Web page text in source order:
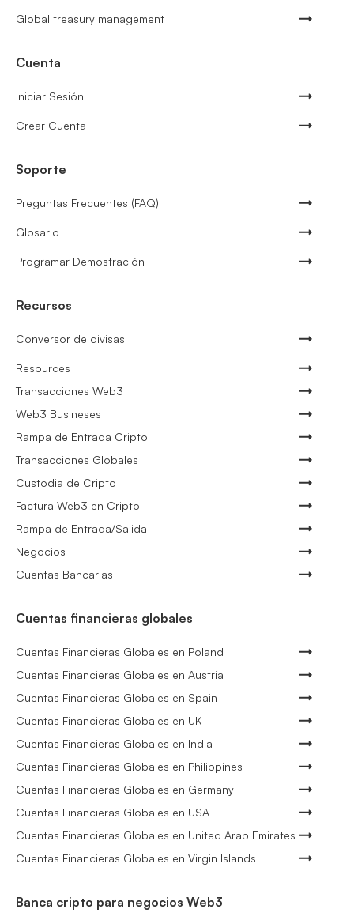
Global treasury management
Cuenta
Iniciar Sesión
Crear Cuenta
Soporte
Preguntas Frecuentes (FAQ)
Glosario
Programar Demostración
Recursos
Conversor de divisas
Resources
Transacciones Web3
Web3 Busineses
Rampa de Entrada Cripto
Transacciones Globales
Custodia de Cripto
Factura Web3 en Cripto
Rampa de Entrada/Salida
Negocios
Cuentas Bancarias
Cuentas financieras globales
Cuentas Financieras Globales en Poland
Cuentas Financieras Globales en Austria
Cuentas Financieras Globales en Spain
Cuentas Financieras Globales en UK
Cuentas Financieras Globales en India
Cuentas Financieras Globales en Philippines
Cuentas Financieras Globales en Germany
Cuentas Financieras Globales en USA
Cuentas Financieras Globales en United Arab Emirates
Cuentas Financieras Globales en Virgin Islands
Banca cripto para negocios Web3